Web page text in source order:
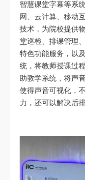
智慧课堂字幕等系
网、云计算、移动
技术，为院校提供
堂巡检、排课管理
特色功能服务，以
统，将教师授课过
助教学系统，将声
使得声音可视化，
力，还可以解决后